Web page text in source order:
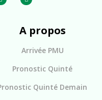
A propos
Arrivée PMU
Pronostic Quinté
Quinté Demain